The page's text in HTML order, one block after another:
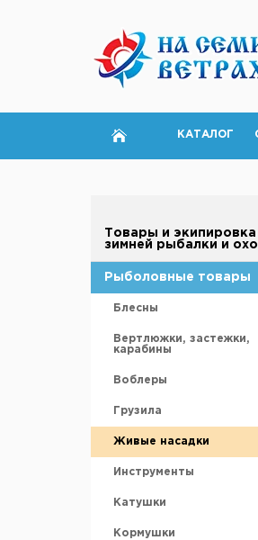
КАТАЛОГ
Товары и экипировка
зимней рыбалки и
Палатки для зимней
Полы для зимней
Аксессуары для палаток
Аккумуляторы
Ледобуры и шнеки
Рыболовные товары
Блесны
Вертлюжки, застежки,
карабины
Воблеры
Грузила
Живые насадки
Инструменты
Катушки
Кормушки